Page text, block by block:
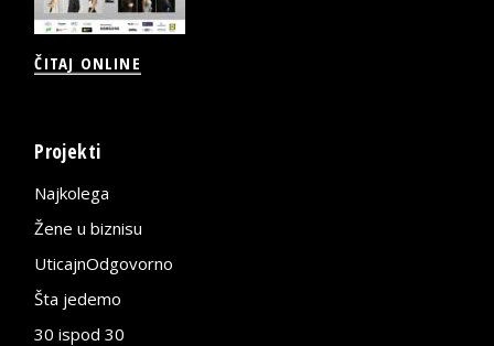
ČITAJ ONLINE
Projekti
Najkolega
Žene u biznisu
UticajnOdgovorno
Šta jedemo
30 ispod 30